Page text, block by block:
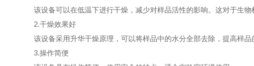
该设备可以在低温下进行干燥，减少对样品活性的影响。这对于生物
2.干燥效果好
该设备采用升华干燥原理，可以将样品中的水分全部去除，提高样品
3.操作简便